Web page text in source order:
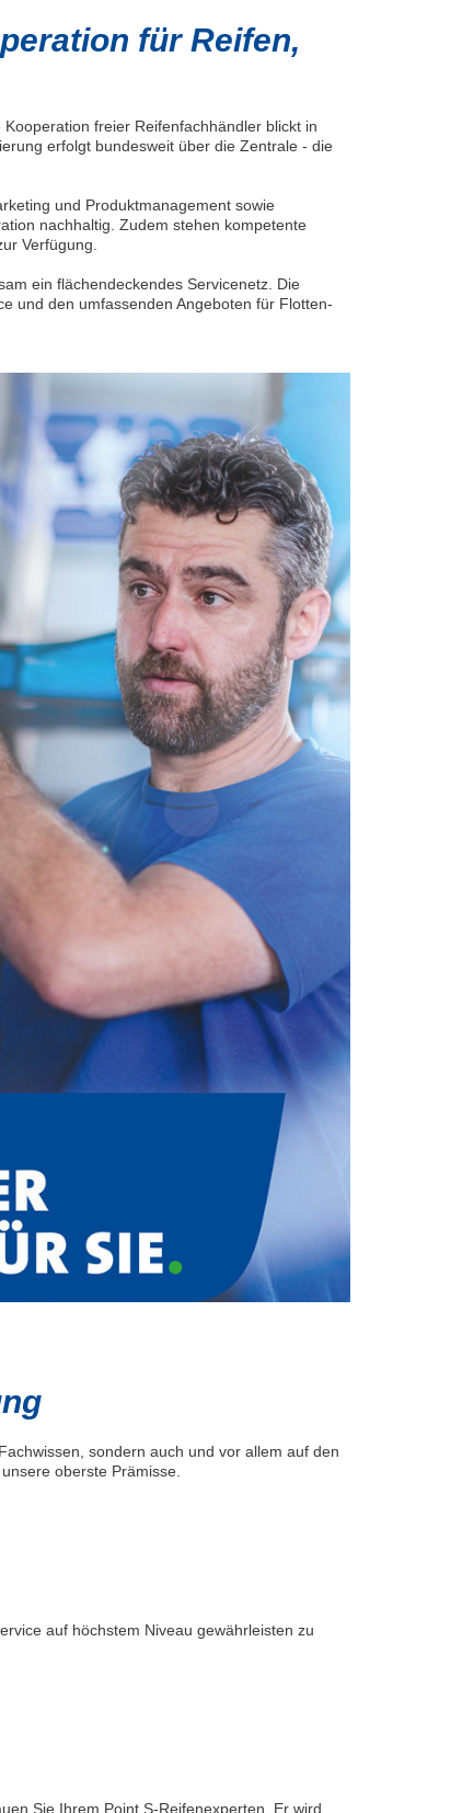
für Reifen,
freier Reifenfachhändler blickt in
erfolgt bundesweit über die Zentrale - die
und Produktmanagement sowie
nachhaltig. Zudem stehen kompetente
Verfügung.
ein flächendeckendes Servicenetz. Die
und den umfassenden Angeboten für Flotten-
sondern auch und vor allem auf den
oberste Prämisse.
auf höchstem Niveau gewährleisten zu
Sie Ihrem Point S-Reifenexperten. Er wird